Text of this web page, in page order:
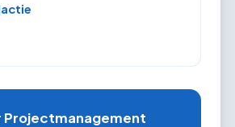
Projectmanagement